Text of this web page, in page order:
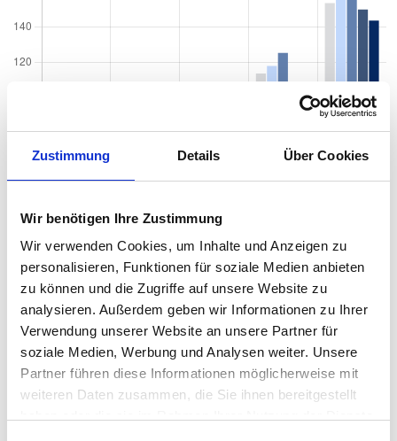
Zustimmung Details Über Cookies
Wir benötigen Ihre Zustimmung
Wir verwenden Cookies, um Inhalte und Anzeigen zu
personalisieren, Funktionen für soziale Medien anbieten
zu können und die Zugriffe auf unsere Website zu
analysieren. Außerdem geben wir Informationen zu Ihrer
Verwendung unserer Website an unsere Partner für
soziale Medien, Werbung und Analysen weiter. Unsere
Partner führen diese Informationen möglicherweise mit
weiteren Daten zusammen, die Sie ihnen bereitgestellt
Quadratmeterpreise in Frankfurt am Main
Westend für Wohnungen nach Wohnungstyp